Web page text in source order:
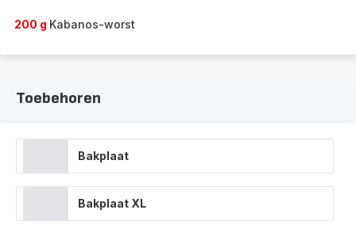
200 g Kabanos-worst
Toebehoren
Bakplaat
Bakplaat XL